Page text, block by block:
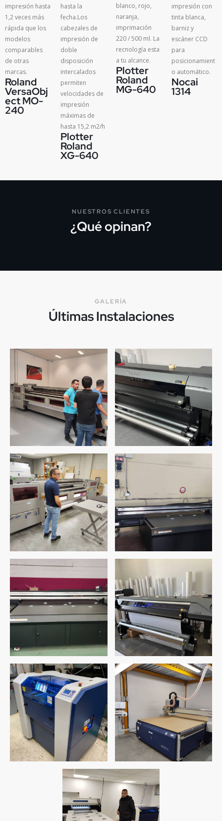
impresión hasta
1,2 veces más
rápida que los
modelos
comparables
de otras
marcas.
Roland
VersaObj
ect MO-
240
hasta la
fecha.Los
cabezales de
impresión de
doble
disposición
intercalados
permiten
velocidades de
impresión
máximas de
hasta 15,2 m2/h
Plotter
Roland
XG-640
blanco, rojo,
naranja,
imprimación
220 / 500 ml. La
recnología esta
a tu alcance.
Plotter
Roland
MG-640
impresión con
tinta blanca,
barniz y
escáner CCD
para
posicionamient
o automático.
Nocai
1314
NUESTROS CLIENTES
¿Qué opinan?
GALERÍA
Últimas Instalaciones